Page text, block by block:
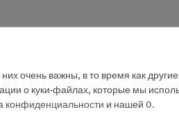
подходит для занятий по
и палочных моделей
очень важны, в то время как
о куки-файлах, которые мы
конфиденциальности и нашей 0.